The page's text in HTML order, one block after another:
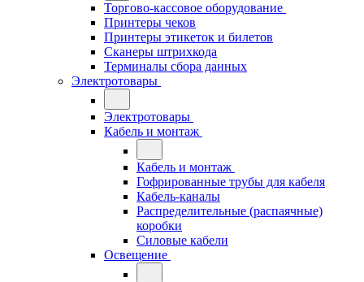
Торгово-кассовое оборудование
Принтеры чеков
Принтеры этикеток и билетов
Сканеры штрихкода
Терминалы сбора данных
Электротовары
Электротовары
Кабель и монтаж
Кабель и монтаж
Гофрированные трубы для кабеля
Кабель-каналы
Распределительные (распаячные)
коробки
Силовые кабели
Освещение